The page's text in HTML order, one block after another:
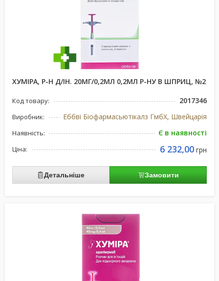
ХУМІРА, Р-Н Д/ІН. 20МГ/0,2МЛ 0,2МЛ Р-НУ В ШПРИЦ, №2
Код товару: 2017346
Виробник: Еббві Біофармасьютікалз ГмбХ, Швейцарія
Наявність: Є в наявності
Ціна: 6 232,00 грн
Детальніше Замовити